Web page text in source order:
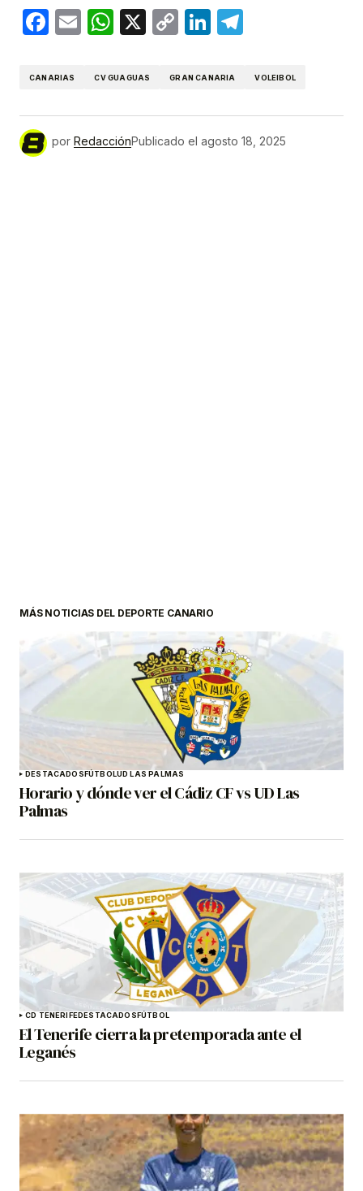
Facebook
EmailWhatsApp
X
CopyLinkedIn
CANARIAS CV GUAGUAS GRAN CANARIA VOLEIBOL
por RedacciónPublicado el agosto 18, 2025
MÁS NOTICIAS DEL DEPORTE CANARIO
DESTACADOSFÚTBOLUD LAS PALMAS
Horario y dónde ver el Cádiz CF vs UD Las
Palmas
CD TENERIFEDESTACADOSFÚTBOL
El Tenerife cierra la pretemporada ante el
Leganés